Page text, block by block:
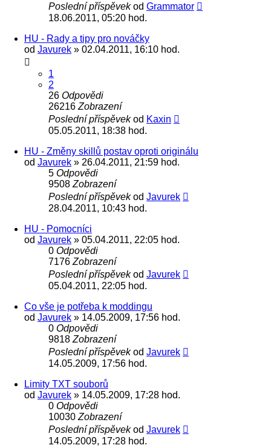
Poslední příspěvekod Grammator
18.06.2011, 05:20 hod.
HU - Rady a tipy pro nováčky
od Javurek » 02.04.2011, 16:10 hod.
1
2
26 Odpovědi
26216 Zobrazení
Poslední příspěvekod Kaxin
05.05.2011, 18:38 hod.
HU - Změny skillů postav oproti originálu
od Javurek » 26.04.2011, 21:59 hod.
5 Odpovědi
9508 Zobrazení
Poslední příspěvekod Javurek
28.04.2011, 10:43 hod.
HU - Pomocníci
od Javurek » 05.04.2011, 22:05 hod.
0 Odpovědi
7176 Zobrazení
Poslední příspěvekod Javurek
05.04.2011, 22:05 hod.
Co vše je potřeba k moddingu
od Javurek » 14.05.2009, 17:56 hod.
0 Odpovědi
9818 Zobrazení
Poslední příspěvekod Javurek
14.05.2009, 17:56 hod.
Limity TXT souborů
od Javurek » 14.05.2009, 17:28 hod.
0 Odpovědi
10030 Zobrazení
Poslední příspěvekod Javurek
14.05.2009, 17:28 hod.